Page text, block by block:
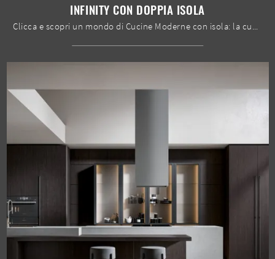
INFINITY CON DOPPIA ISOLA